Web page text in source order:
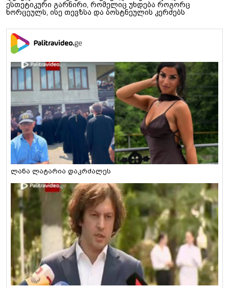
ესთეტიკური გარნირი, რომელიც უხდება როგორც
ხორცეულს, ისე თევზსა და ბოსტნეულის კერძებს
ლანა ლატარია დაკრძალეს